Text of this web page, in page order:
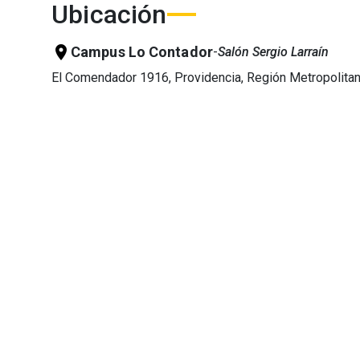
Ubicación
location_on Campus Lo Contador-Salón Sergio Larraín
El Comendador 1916, Providencia, Región